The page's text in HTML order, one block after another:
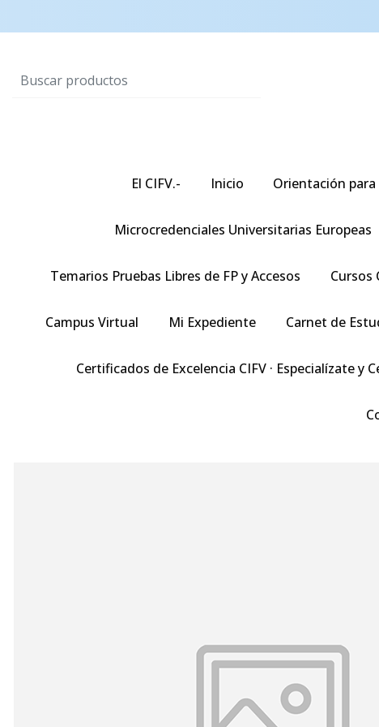
El CIFV.- Inicio Orientación
Microcredenciales Universitarias Europeas
Temarios Pruebas Libres de FP y Accesos Cursos
Campus Virtual Mi Expediente Carnet de
Certificados de Excelencia CIFV · Especialízate y